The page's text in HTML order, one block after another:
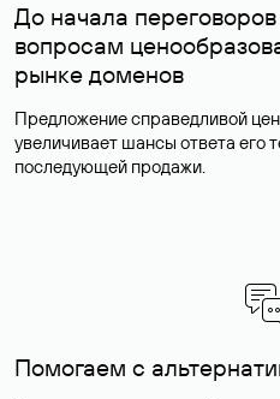
До начала
вопросам
рынке доменов
Предложение справедливой
увеличивает шансы ответа его
последующей продажи.
Помогаем с